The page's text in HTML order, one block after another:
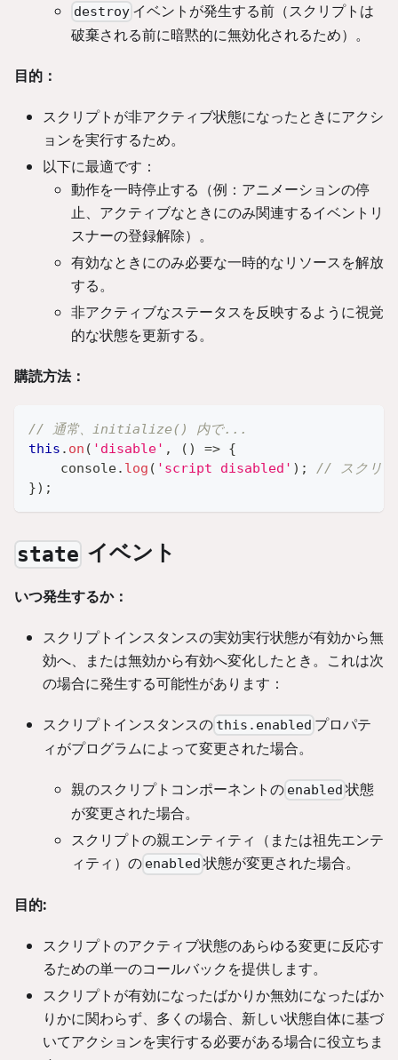
destroy イベントが発生する前（スクリプトは
破棄される前に暗黙的に無効化されるため）。
目的：
スクリプトが非アクティブ状態になったときにアクシ
ョンを実行するため。
以下に最適です：
動作を一時停止する（例：アニメーションの停
止、アクティブなときにのみ関連するイベントリ
スナーの登録解除）。
有効なときにのみ必要な一時的なリソースを解放
する。
非アクティブなステータスを反映するように視覚
的な状態を更新する。
購読方法：
// 通常、initialize() 内で...
this . on ( 'disable' , ( ) => {
console. log ( 'script disabled' ) ;
// スクリプ
}) ;
state イベント
いつ発生するか：
スクリプトインスタンスの実効実行状態が有効から無
効へ、または無効から有効へ変化したとき。これは次
の場合に発生する可能性があります：
スクリプトインスタンスの this.enabled プロパテ
ィがプログラムによって変更された場合。
親のスクリプトコンポーネントの enabled 状態
が変更された場合。
スクリプトの親エンティティ（または祖先エンテ
ィティ）の enabled 状態が変更された場合。
目的:
スクリプトのアクティブ状態のあらゆる変更に反応す
るための単一のコールバックを提供します。
スクリプトが有効になったばかりか無効になったばか
りかに関わらず、多くの場合、新しい状態自体に基づ
いてアクションを実行する必要がある場合に役立ちま